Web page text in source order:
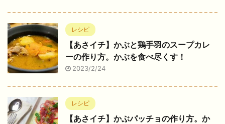
レシピ
【あさイチ】かぶと鶏手羽のスープカレ
ーの作り方。かぶを食べ尽くす！
2023/2/24
レシピ
【あさイチ】かぶパッチョの作り方。か